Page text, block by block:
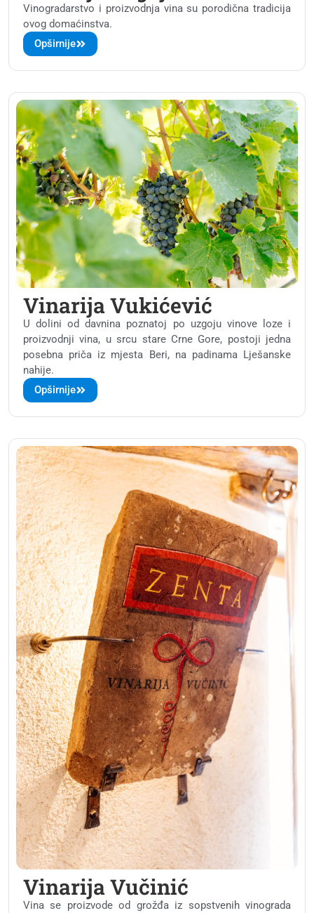
Vinogradarstvo i proizvodnja vina su porodična tradicija
ovog domaćinstva.
Opširnije
Vinarija Vukićević
U dolini od davnina poznatoj po uzgoju vinove loze i
proizvodnji vina, u srcu stare Crne Gore, postoji jedna
posebna priča iz mjesta Beri, na padinama Lješanske
nahije.
Opširnije
Vinarija Vučinić
Vina se proizvode od grožđa iz sopstvenih vinograda